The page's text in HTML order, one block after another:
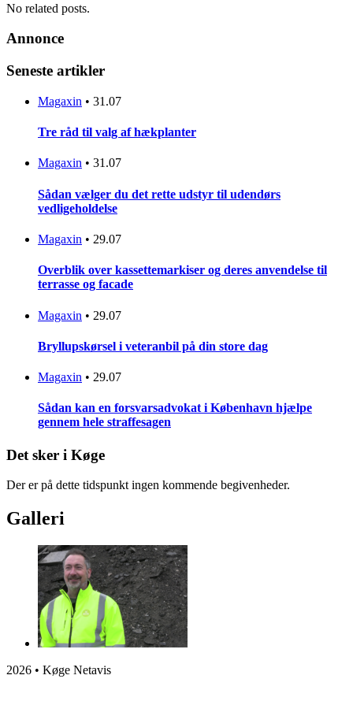
No related posts.
Annonce
Seneste artikler
Magaxin • 31.07
Tre råd til valg af hækplanter
Magaxin • 31.07
Sådan vælger du det rette udstyr til udendørs
vedligeholdelse
Magaxin • 29.07
Overblik over kassettemarkiser og deres anvendelse til
terrasse og facade
Magaxin • 29.07
Bryllupskørsel i veteranbil på din store dag
Magaxin • 29.07
Sådan kan en forsvarsadvokat i København hjælpe
gennem hele straffesagen
Det sker i Køge
Der er på dette tidspunkt ingen kommende begivenheder.
Galleri
2026 • Køge Netavis